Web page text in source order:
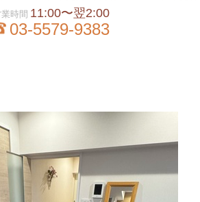
11:00〜翌2:00
03-5579-9383